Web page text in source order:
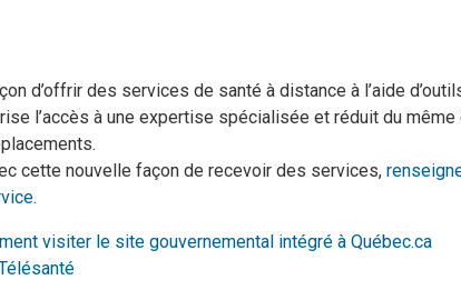
d’offrir des services de santé à distance à l’aide
l’accès à une expertise spécialisée et réduit du même
s.
cette nouvelle façon de recevoir des services,
visiter le site gouvernemental intégré à Québec.ca